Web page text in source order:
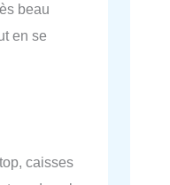
beau
en se
caisses